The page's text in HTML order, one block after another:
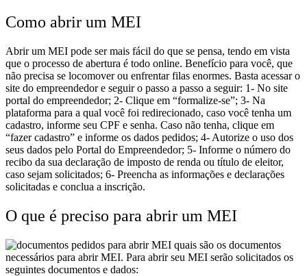
Como abrir um MEI
Abrir um MEI pode ser mais fácil do que se pensa, tendo em vista
que o processo de abertura é todo online. Benefício para você, que
não precisa se locomover ou enfrentar filas enormes. Basta acessar o
site do empreendedor e seguir o passo a passo a seguir: 1- No site
portal do empreendedor; 2- Clique em “formalize-se”; 3- Na
plataforma para a qual você foi redirecionado, caso você tenha um
cadastro, informe seu CPF e senha. Caso não tenha, clique em
“fazer cadastro” e informe os dados pedidos; 4- Autorize o uso dos
seus dados pelo Portal do Empreendedor; 5- Informe o número do
recibo da sua declaração de imposto de renda ou título de eleitor,
caso sejam solicitados; 6- Preencha as informações e declarações
solicitadas e conclua a inscrição.
O que é preciso para abrir um MEI
quais são os documentos
necessários para abrir MEI. Para abrir seu MEI serão solicitados os
seguintes documentos e dados: